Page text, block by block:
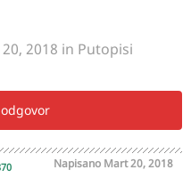
2018 in Putopisi
Napisano Mart 20, 2018